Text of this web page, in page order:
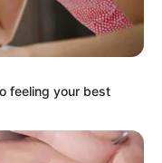
feeling your best